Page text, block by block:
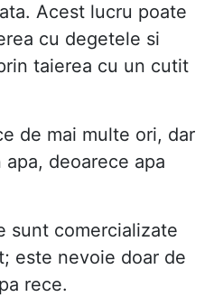
Acest lucru poate
cu degetele si
taierea cu un cutit
de mai multe ori, dar
deoarece apa
sunt comercializate
este nevoie doar de
rece.